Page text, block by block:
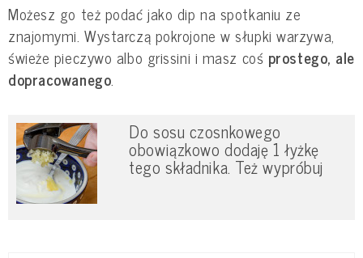
Możesz go też podać jako dip na spotkaniu ze
znajomymi. Wystarczą pokrojone w słupki warzywa,
świeże pieczywo albo grissini i masz coś prostego, ale
dopracowanego.
Do sosu czosnkowego
obowiązkowo dodaję 1 łyżkę
tego składnika. Też wypróbuj